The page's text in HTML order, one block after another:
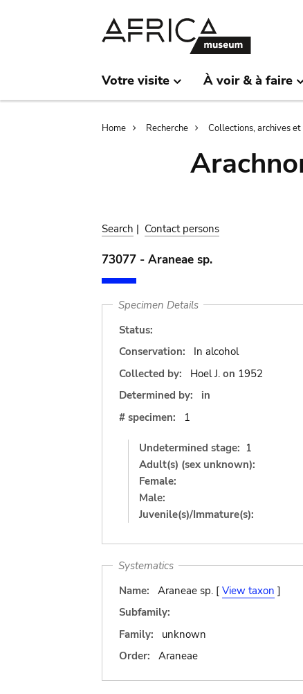
Votre visite À voir & à faire
Breadcrumb
Home Recherche Collections, archives
Search | Contact persons
73077 - Araneae sp.
Specimen Details
Status:
Conservation:
In alcohol
Collected by:
Hoel J. on 1952
Determined by:
in
# specimen:
1
Undetermined stage: 1
Adult(s) (sex unknown):
Female:
Male:
Juvenile(s)/Immature(s):
Systematics
Name:
Araneae sp. [ View taxon ]
Subfamily:
Family:
unknown
Order:
Araneae